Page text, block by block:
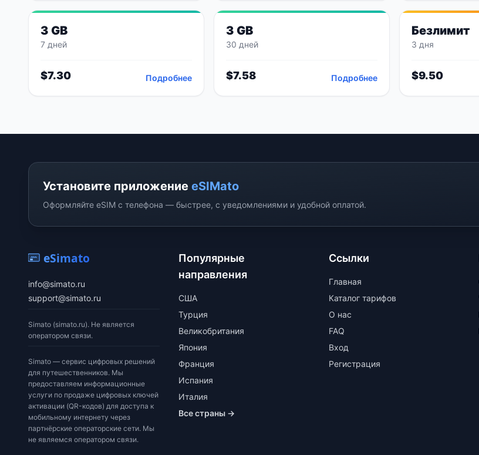
3 GB
7 дней
$7.30 Подробнее
3 GB
30 дней
$7.58 Подробнее
Безлимит
3 дня
$9.50
Установите приложение eSIMato
Оформляйте eSIM с телефона — быстрее, с уведомлениями и удобной оплатой.
eSimato
info@simato.ru
support@simato.ru
Simato (simato.ru). Не является
оператором связи.
Simato — сервис цифровых решений
для путешественников. Мы
предоставляем информационные
услуги по продаже цифровых ключей
активации (QR-кодов) для доступа к
мобильному интернету через
партнёрские операторские сети. Мы
не являемся оператором связи.
Популярные
направления
США
Турция
Великобритания
Япония
Франция
Испания
Италия
Все страны →
Ссылки
Главная
Каталог тарифов
О нас
FAQ
Вход
Регистрация